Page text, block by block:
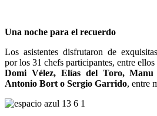
Una noche para el recuerdo
Los asistentes disfrutaron de
por los 31 chefs participantes, entre
Domi Vélez, Elías del Toro,
Antonio Bort o Sergio Garrido, entre